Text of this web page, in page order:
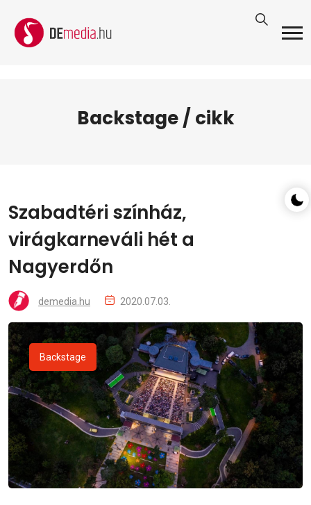
Backstage / cikk
Szabadtéri színház,
virágkarneváli hét a
Nagyerdőn
demedia.hu 2020.07.03.
Backstage